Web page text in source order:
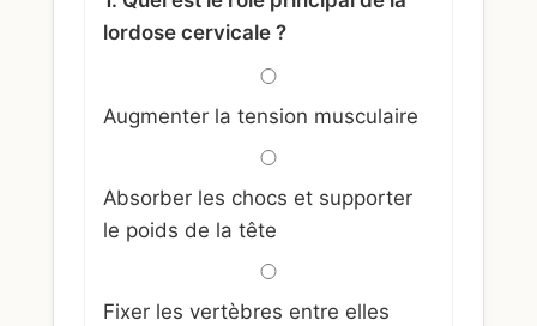
lordose cervicale ?
Augmenter la tension musculaire
Absorber les chocs et supporter
le poids de la tête
Fixer les vertèbres entre elles